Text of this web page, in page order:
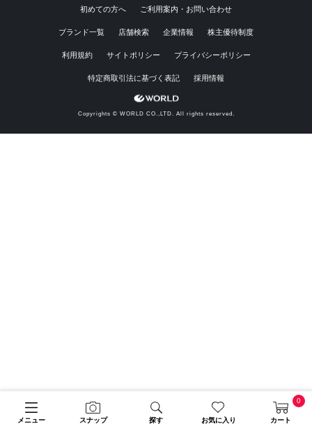
メニュー スナップ 探す お気に入り カート
0
初めての方へ ご利用案内・お問い合わせ
ブランド一覧 店舗検索 企業情報 株主優待制度
利用規約 サイトポリシー プライバシーポリシー
特定商取引法に基づく表記 採用情報
Copyrights © WORLD CO.,LTD. All rights reserved.